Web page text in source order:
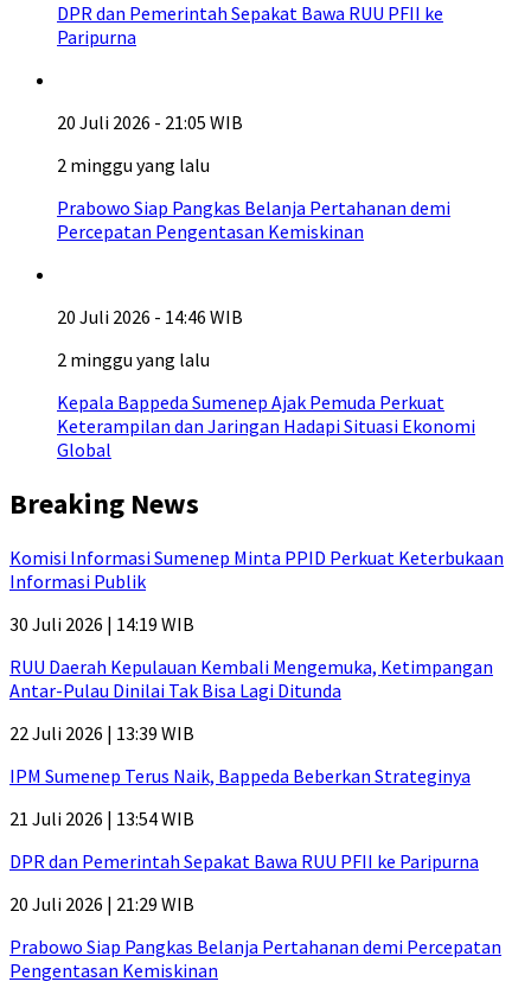
DPR dan Pemerintah Sepakat Bawa RUU PFII ke
Paripurna
20 Juli 2026 - 21:05 WIB
2 minggu yang lalu
Prabowo Siap Pangkas Belanja Pertahanan demi
Percepatan Pengentasan Kemiskinan
20 Juli 2026 - 14:46 WIB
2 minggu yang lalu
Kepala Bappeda Sumenep Ajak Pemuda Perkuat
Keterampilan dan Jaringan Hadapi Situasi Ekonomi
Global
Breaking News
Komisi Informasi Sumenep Minta PPID Perkuat Keterbukaan
Informasi Publik
30 Juli 2026 | 14:19 WIB
RUU Daerah Kepulauan Kembali Mengemuka, Ketimpangan
Antar-Pulau Dinilai Tak Bisa Lagi Ditunda
22 Juli 2026 | 13:39 WIB
IPM Sumenep Terus Naik, Bappeda Beberkan Strateginya
21 Juli 2026 | 13:54 WIB
DPR dan Pemerintah Sepakat Bawa RUU PFII ke Paripurna
20 Juli 2026 | 21:29 WIB
Prabowo Siap Pangkas Belanja Pertahanan demi Percepatan
Pengentasan Kemiskinan